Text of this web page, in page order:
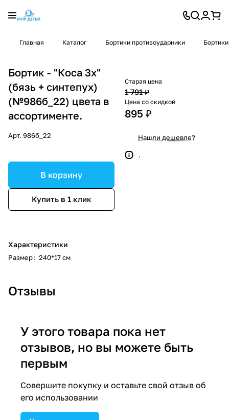
Главная Каталог Бортики противоударники
Бортик - "Коса 3х"
(бязь + синтепух)
(№986б_22) цвета в
ассортименте.
Арт. 986б_22
В корзину
Купить в 1 клик
Характеристики
Размер: 240*17 см
Старая цена
1 791 ₽
Цена со скидкой
895 ₽
Нашли дешевле?
.
Отзывы
У этого товара пока нет
отзывов, но вы можете быть
первым
Совершите покупку и оставьте свой отзыв об
его использовании